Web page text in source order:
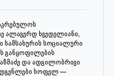
ალავერდ ხვედელიანი,
სამსახურის სოციალური
განყოფილების
და ადგილობრივი
სოფელ —